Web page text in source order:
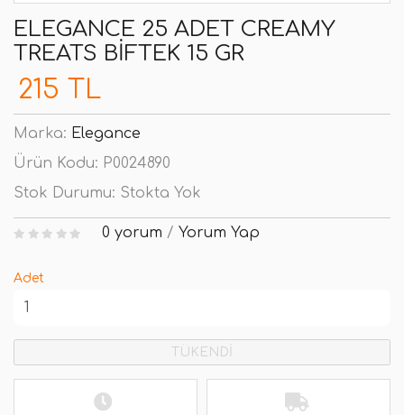
ELEGANCE 25 ADET CREAMY
TREATS BIFTEK 15 GR
215 TL
Marka: Elegance
Ürün Kodu: P0024890
Stok Durumu: Stokta Yok
0 yorum / Yorum Yap
Adet
TÜKENDİ